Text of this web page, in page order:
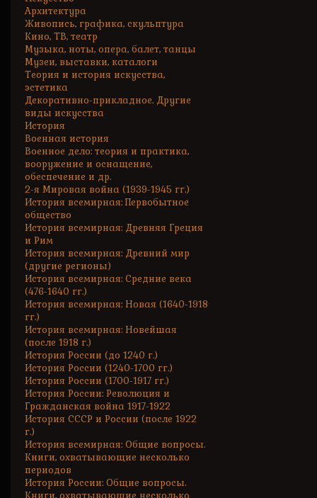
Архитектура
Живопись, графика, скульптура
Кино, ТВ, театр
Музыка, ноты, опера, балет, танцы
Музеи, выставки, каталоги
Теория и история искусства,
эстетика
Декоративно-прикладное. Другие
виды искусства
История
Военная история
Военное дело: теория и практика,
вооружение и оснащение,
обеспечение и др.
2-я Мировая война (1939-1945 гг.)
История всемирная: Первобытное
общество
История всемирная: Древняя Греция
и Рим
История всемирная: Древний мир
(другие регионы)
История всемирная: Средние века
(476-1640 гг.)
История всемирная: Новая (1640-1918
гг.)
История всемирная: Новейшая
(после 1918 г.)
История России (до 1240 г.)
История России (1240-1700 гг.)
История России (1700-1917 гг.)
История России: Революция и
Гражданская война 1917-1922
История СССР и России (после 1922
г.)
История всемирная: Общие вопросы.
Книги, охватывающие несколько
периодов
История России: Общие вопросы.
Книги, охватывающие несколько